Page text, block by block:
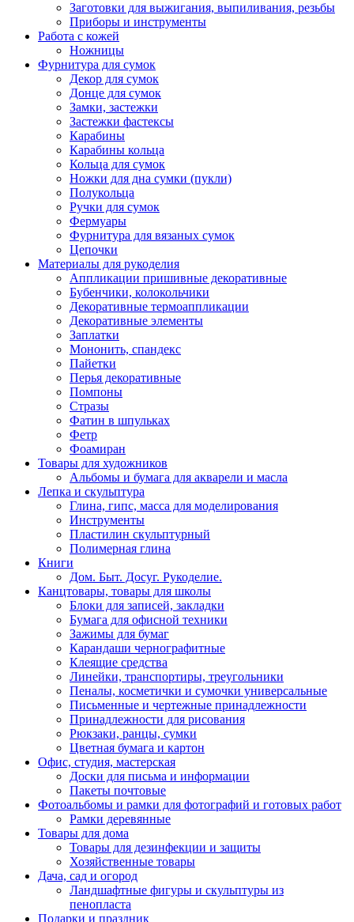
Заготовки для выжигания, выпиливания, резьбы
Приборы и инструменты
Работа с кожей
Ножницы
Фурнитура для сумок
Декор для сумок
Донце для сумок
Замки, застежки
Застежки фастексы
Карабины
Карабины кольца
Кольца для сумок
Ножки для дна сумки (пукли)
Полукольца
Ручки для сумок
Фермуары
Фурнитура для вязаных сумок
Цепочки
Материалы для рукоделия
Аппликации пришивные декоративные
Бубенчики, колокольчики
Декоративные термоаппликации
Декоративные элементы
Заплатки
Мононить, спандекс
Пайетки
Перья декоративные
Помпоны
Стразы
Фатин в шпульках
Фетр
Фоамиран
Товары для художников
Альбомы и бумага для акварели и масла
Лепка и скульптура
Глина, гипс, масса для моделирования
Инструменты
Пластилин скульптурный
Полимерная глина
Книги
Дом. Быт. Досуг. Рукоделие.
Канцтовары, товары для школы
Блоки для записей, закладки
Бумага для офисной техники
Зажимы для бумаг
Карандаши чернографитные
Клеящие средства
Линейки, транспортиры, треугольники
Пеналы, косметички и сумочки универсальные
Письменные и чертежные принадлежности
Принадлежности для рисования
Рюкзаки, ранцы, сумки
Цветная бумага и картон
Офис, студия, мастерская
Доски для письма и информации
Пакеты почтовые
Фотоальбомы и рамки для фотографий и готовых работ
Рамки деревянные
Товары для дома
Товары для дезинфекции и защиты
Хозяйственные товары
Дача, сад и огород
Ландшафтные фигуры и скульптуры из
пенопласта
Подарки и праздник